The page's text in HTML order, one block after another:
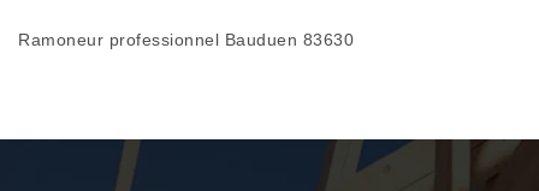
Ramoneur professionnel Bauduen 83630